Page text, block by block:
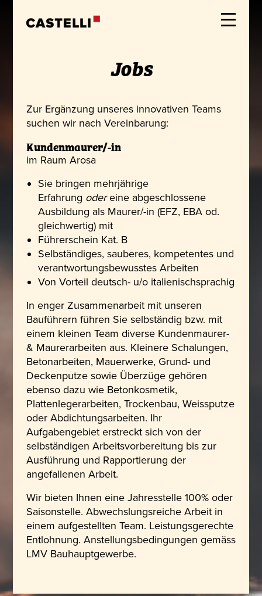
Jobs
Zur Ergänzung unseres innovativen Teams
suchen wir nach Vereinbarung:
Kundenmaurer/-in
im Raum Arosa
Sie bringen mehrjährige
Erfahrung odereine abgeschlossene
Ausbildung als Maurer/-in (EFZ, EBA od.
gleichwertig) mit
Führerschein Kat. B
Selbständiges, sauberes, kompetentes und
verantwortungsbewusstes Arbeiten
Von Vorteil deutsch- u/o italienischsprachig
In enger Zusammenarbeit mit unseren
Bauführern führen Sie selbständig bzw. mit
einem kleinen Team diverse Kundenmaurer-
& Maurerarbeiten aus. Kleinere Schalungen,
Betonarbeiten, Mauerwerke, Grund- und
Deckenputze sowie Überzüge gehören
ebenso dazu wie Betonkosmetik,
Plattenlegerarbeiten, Trockenbau, Weissputze
oder Abdichtungsarbeiten. Ihr
Aufgabengebiet erstreckt sich von der
selbständigen Arbeitsvorbereitung bis zur
Ausführung und Rapportierung der
angefallenen Arbeit.
Wir bieten Ihnen eine Jahresstelle 100% oder
Saisonstelle. Abwechslungsreiche Arbeit in
einem aufgestellten Team. Leistungsgerechte
Entlohnung. Anstellungsbedingungen gemäss
LMV Bauhauptgewerbe.